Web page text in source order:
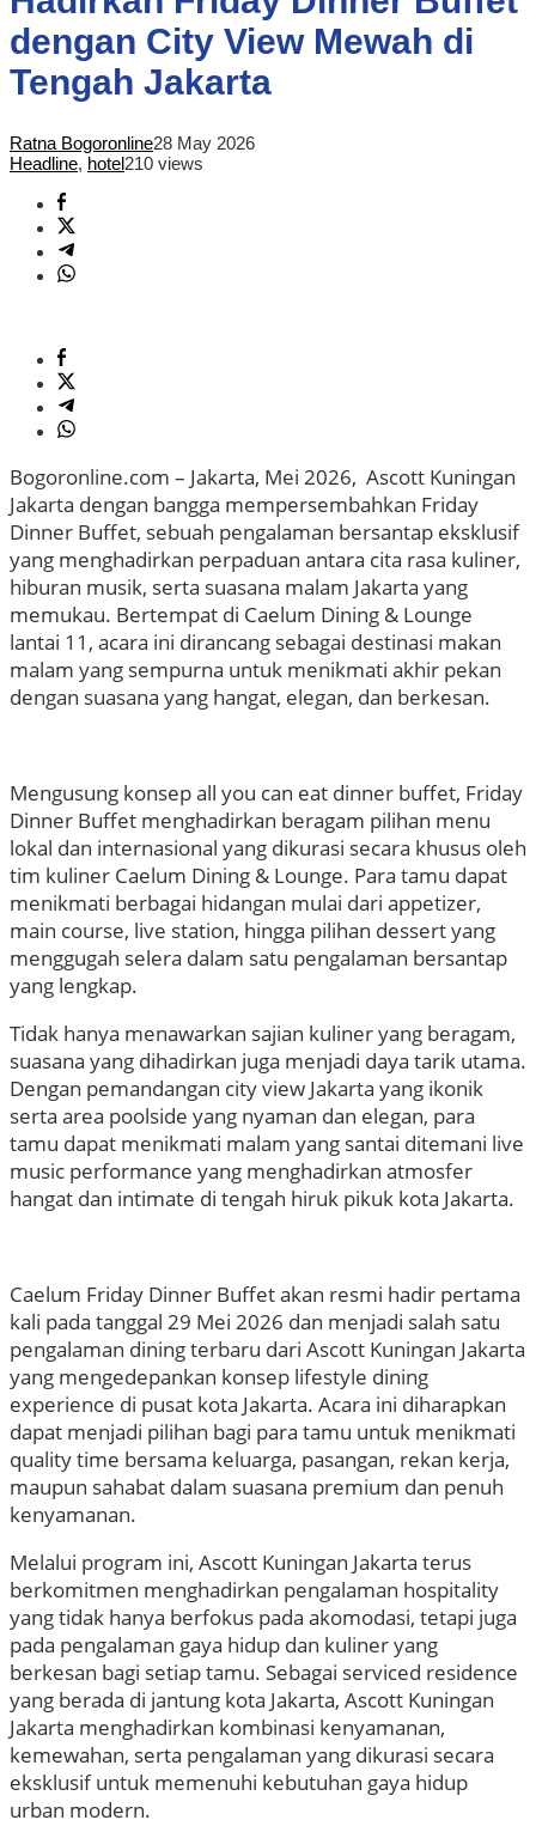
dengan City View Mewah di
Tengah Jakarta
Ratna Bogoronline28 May 2026
Headline, hotel210 views
Bogoronline.com – Jakarta, Mei 2026, Ascott Kuningan
Jakarta dengan bangga mempersembahkan Friday
Dinner Buffet, sebuah pengalaman bersantap eksklusif
yang menghadirkan perpaduan antara cita rasa kuliner,
hiburan musik, serta suasana malam Jakarta yang
memukau. Bertempat di Caelum Dining & Lounge
lantai 11, acara ini dirancang sebagai destinasi makan
malam yang sempurna untuk menikmati akhir pekan
dengan suasana yang hangat, elegan, dan berkesan.
Mengusung konsep all you can eat dinner buffet, Friday
Dinner Buffet menghadirkan beragam pilihan menu
lokal dan internasional yang dikurasi secara khusus oleh
tim kuliner Caelum Dining & Lounge. Para tamu dapat
menikmati berbagai hidangan mulai dari appetizer,
main course, live station, hingga pilihan dessert yang
menggugah selera dalam satu pengalaman bersantap
yang lengkap.
Tidak hanya menawarkan sajian kuliner yang beragam,
suasana yang dihadirkan juga menjadi daya tarik utama.
Dengan pemandangan city view Jakarta yang ikonik
serta area poolside yang nyaman dan elegan, para
tamu dapat menikmati malam yang santai ditemani live
music performance yang menghadirkan atmosfer
hangat dan intimate di tengah hiruk pikuk kota Jakarta.
Caelum Friday Dinner Buffet akan resmi hadir pertama
kali pada tanggal 29 Mei 2026 dan menjadi salah satu
pengalaman dining terbaru dari Ascott Kuningan Jakarta
yang mengedepankan konsep lifestyle dining
experience di pusat kota Jakarta. Acara ini diharapkan
dapat menjadi pilihan bagi para tamu untuk menikmati
quality time bersama keluarga, pasangan, rekan kerja,
maupun sahabat dalam suasana premium dan penuh
kenyamanan.
Melalui program ini, Ascott Kuningan Jakarta terus
berkomitmen menghadirkan pengalaman hospitality
yang tidak hanya berfokus pada akomodasi, tetapi juga
pada pengalaman gaya hidup dan kuliner yang
berkesan bagi setiap tamu. Sebagai serviced residence
yang berada di jantung kota Jakarta, Ascott Kuningan
Jakarta menghadirkan kombinasi kenyamanan,
kemewahan, serta pengalaman yang dikurasi secara
eksklusif untuk memenuhi kebutuhan gaya hidup
urban modern.